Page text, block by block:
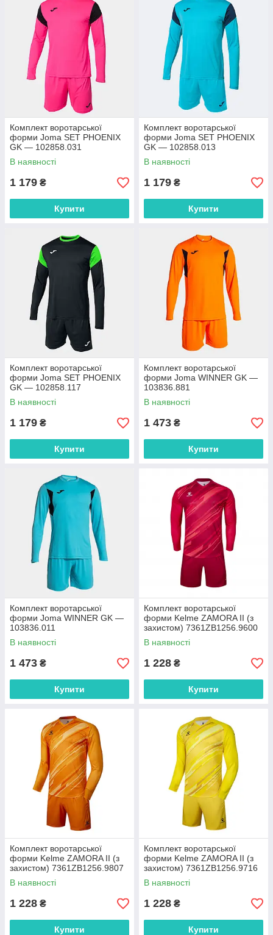
Комплект воротарської
форми Joma SET PHOENIX
GK — 102858.031
В наявності
1 179 ₴
Купити
Комплект воротарської
форми Joma SET PHOENIX
GK — 102858.013
В наявності
1 179 ₴
Купити
Комплект воротарської
форми Joma SET PHOENIX
GK — 102858.117
В наявності
1 179 ₴
Купити
Комплект воротарської
форми Joma WINNER GK —
103836.881
В наявності
1 473 ₴
Купити
Комплект воротарської
форми Joma WINNER GK —
103836.011
В наявності
1 473 ₴
Купити
Комплект воротарської
форми Kelme ZAMORA II (з
захистом) 7361ZB1256.9600
В наявності
1 228 ₴
Купити
Комплект воротарської
форми Kelme ZAMORA II (з
захистом) 7361ZB1256.9807
В наявності
1 228 ₴
Купити
Комплект воротарської
форми Kelme ZAMORA II (з
захистом) 7361ZB1256.9716
В наявності
1 228 ₴
Купити